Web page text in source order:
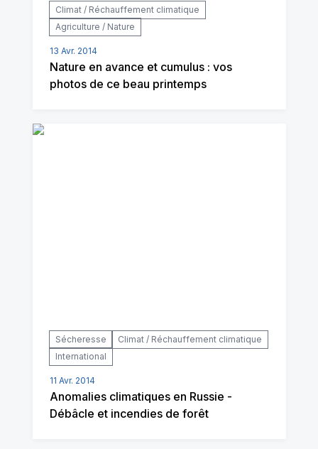
Climat / Réchauffement climatique
Agriculture / Nature
13 Avr. 2014
Nature en avance et cumulus : vos
photos de ce beau printemps
Sécheresse
Climat / Réchauffement climatique
International
11 Avr. 2014
Anomalies climatiques en Russie -
Débâcle et incendies de forêt